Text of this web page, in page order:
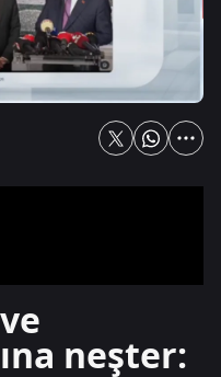
neşter: